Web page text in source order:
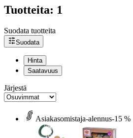
Tuotteita: 1
Suodata tuotteita
Suodata
Hinta
Saatavuus
Järjestä
Asiakasomistaja-alennus-15 %